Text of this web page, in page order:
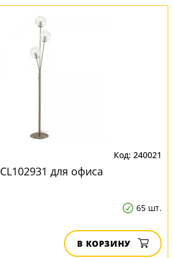
240021
для офиса
65 шт.
В КОРЗИНУ